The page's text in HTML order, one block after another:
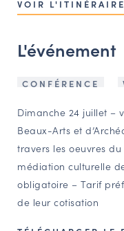
BOURSE
CARTES DES
Espace
NAVIGATION
PORTAIL
Comité d'Histoire
VOIR L'ITINÉRAIRE
L'événement
CONFÉRENCE
Dimanche 24 juillet –
Beaux-Arts et
travers les oeuvres
médiation culturelle
obligatoire – Tarif
de leur cotisation